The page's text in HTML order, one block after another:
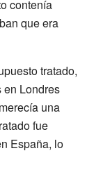
contenía
que era
tratado,
en Londres
una
fue
España, lo